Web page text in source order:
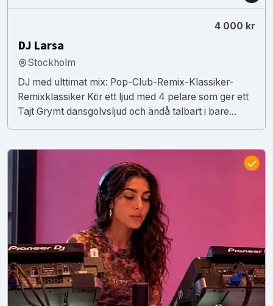
4 000 kr
DJ Larsa
Stockholm
DJ med ulttimat mix: Pop-Club-Remix-Klassiker-
Remixklassiker Kör ett ljud med 4 pelare som ger ett
Tajt Grymt dansgolvsljud och ändå talbart i bare...